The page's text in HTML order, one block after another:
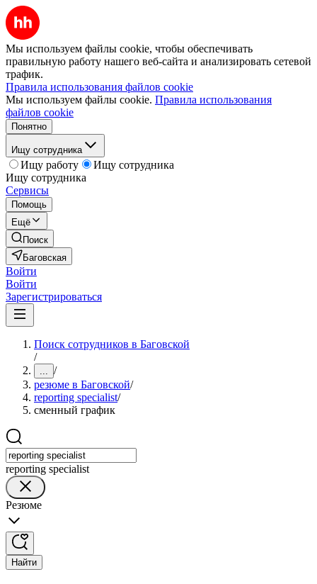
Мы используем файлы cookie, чтобы обеспечивать
правильную работу нашего веб-сайта и анализировать сетевой
трафик.
Правила использования файлов cookie
Мы используем файлы cookie. Правила использования
файлов cookie
Понятно
Ищу сотрудника
Ищу работу
Ищу сотрудника
Ищу сотрудника
Сервисы
Помощь
Ещё
Поиск
Баговская
Войти
Войти
Зарегистрироваться
Поиск сотрудников в Баговской
/
... /
резюме в Баговской/
reporting specialist/
сменный график
reporting specialist
Резюме
Найти